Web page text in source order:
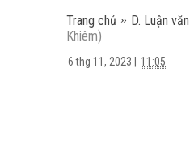
Trang chủ D. Luận
Khiêm)
6 thg 11, 2023 11:05